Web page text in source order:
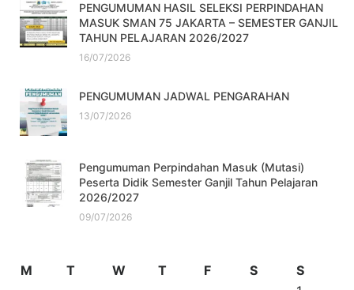
PENGUMUMAN HASIL SELEKSI PERPINDAHAN
MASUK SMAN 75 JAKARTA – SEMESTER GANJIL
TAHUN PELAJARAN 2026/2027
16/07/2026
PENGUMUMAN JADWAL PENGARAHAN
13/07/2026
Pengumuman Perpindahan Masuk (Mutasi)
Peserta Didik Semester Ganjil Tahun Pelajaran
2026/2027
09/07/2026
M T W T F S
S